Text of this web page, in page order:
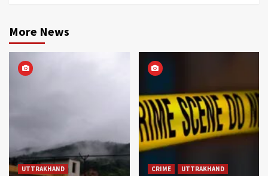
More News
UTTRAKHAND CRIME UTTRAKHAND